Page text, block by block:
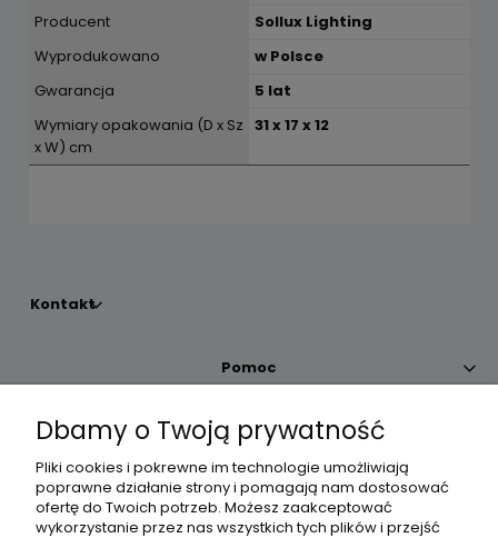
Producent
Sollux Lighting
Wyprodukowano
w Polsce
Gwarancja
5 lat
Wymiary opakowania (D x Sz
x W) cm
31 x 17 x 12
Kontakt
Pomoc
Moje konto
Płatności i dostawa
Dbamy o Twoją prywatność
Pliki cookies i pokrewne im technologie umożliwiają
poprawne działanie strony i pomagają nam dostosować
ofertę do Twoich potrzeb. Możesz zaakceptować
wykorzystanie przez nas wszystkich tych plików i przejść